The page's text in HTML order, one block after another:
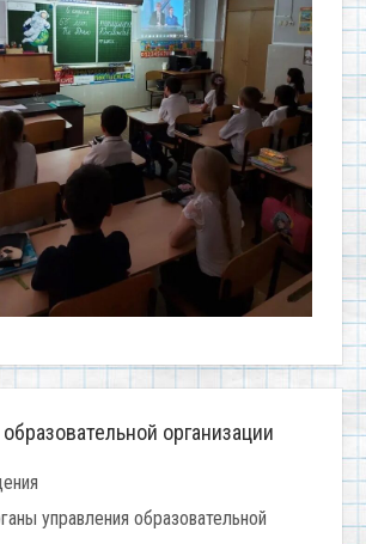
организации
управления образовательной